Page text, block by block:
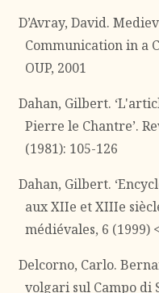
D’Avray, David.
Communication in a
OUP, 2001
Dahan, Gilbert.
Pierre le Chantre’.
(1981): 105-126
Dahan, Gilbert.
aux XIIe et XIIIe
médiévales, 6 (1999) <
Delcorno, Carlo.
volgari sul Campo di